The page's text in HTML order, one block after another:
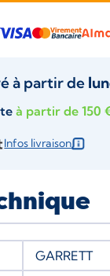
à partir de
à partir de 150 €
Infos livraison
GARRETT